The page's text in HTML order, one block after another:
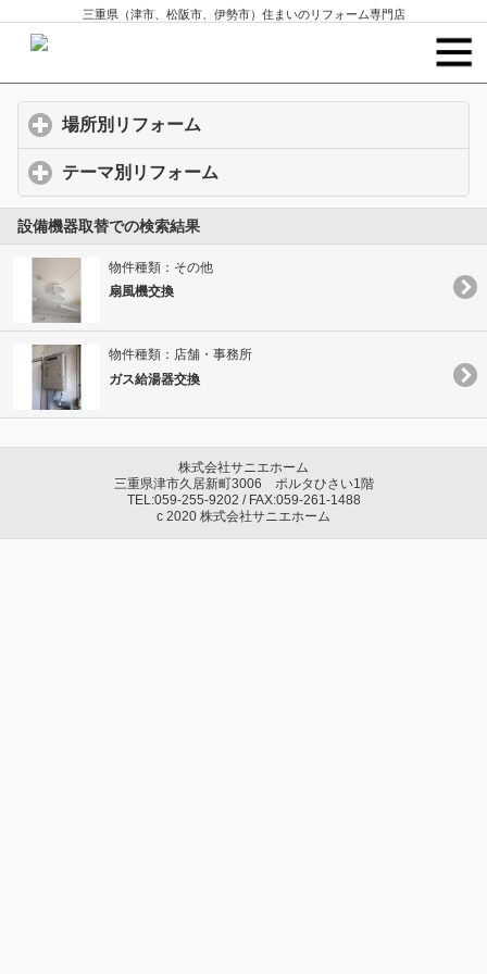
三重県（津市、松阪市、伊勢市）住まいのリフォーム専門店
場所別リフォーム
テーマ別リフォーム
設備機器取替での検索結果
物件種類：その他
扇風機交換
物件種類：店舗・事務所
ガス給湯器交換
株式会社サニエホーム
三重県津市久居新町3006 ポルタひさい1階
TEL:059-255-9202 / FAX:059-261-1488
c 2020 株式会社サニエホーム